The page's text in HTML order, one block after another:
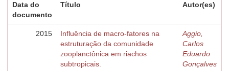
Data do
documento
Título Autor(es)
2015
Influência de macro-fatores na
estruturação da comunidade
zooplanctônica em riachos
subtropicais.
Aggio,
Carlos
Eduardo
Gonçalves